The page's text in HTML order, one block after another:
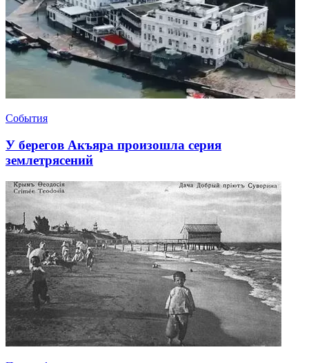
События
У берегов Акъяра произошла серия
землетрясений